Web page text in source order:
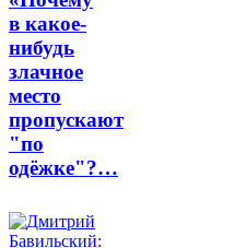
в какое-
нибудь
злачное
место
пропускают
"по
одёжке"?…